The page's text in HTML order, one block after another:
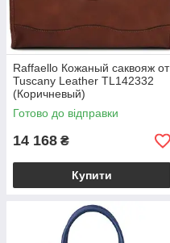
Raffaello Кожаный саквояж от
Tuscany Leather TL142332
(Коричневый)
Готово до відправки
14 168 ₴
Купити